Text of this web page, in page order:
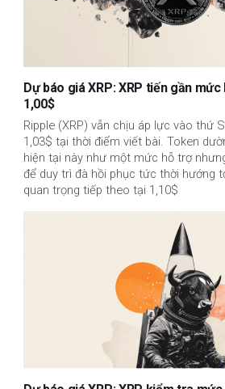
Dự báo giá XRP: XRP tiến gần
1,00$
Ripple (XRP) vẫn chịu áp lực vào thứ
1,03$ tại thời điểm viết bài. Token
hiện tại này như một mức hỗ trợ
để duy trì đà hồi phục tức thời hướng
quan trọng tiếp theo tại 1,10$